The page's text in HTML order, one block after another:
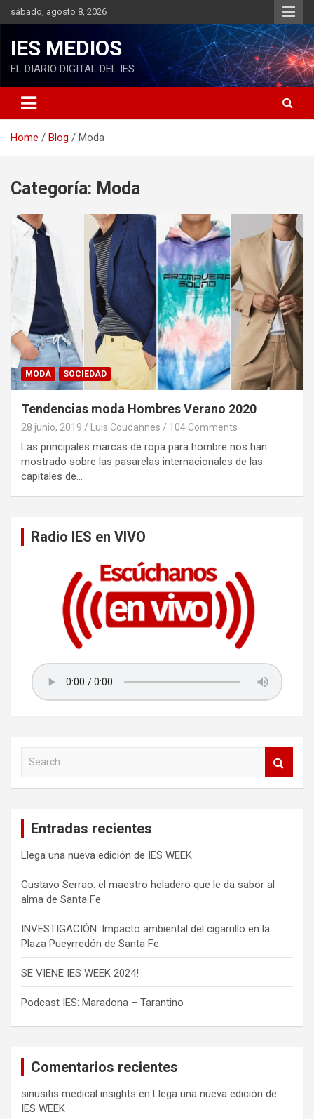
k
e
sábado, agosto 8, 2026
IES MEDIOS
EL DIARIO DIGITAL DEL IES
Home Blog Moda
Categoría: Moda
MODA SOCIEDAD
Tendencias moda Hombres Verano 2020
28 junio, 2019 Luis Coudannes 104 Comments
Las principales marcas de ropa para hombre nos han
mostrado sobre las pasarelas internacionales de las
capitales de…
Radio IES en VIVO
Entradas recientes
Llega una nueva edición de IES WEEK
Gustavo Serrao: el maestro heladero que le da sabor al
alma de Santa Fe
INVESTIGACIÓN: Impacto ambiental del cigarrillo en la
Plaza Pueyrredón de Santa Fe
SE VIENE IES WEEK 2024!
Podcast IES: Maradona – Tarantino
Comentarios recientes
sinusitis medical insights en Llega una nueva edición de
IES WEEK